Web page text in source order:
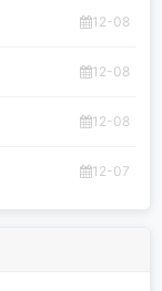
12-08
12-08
12-08
12-07